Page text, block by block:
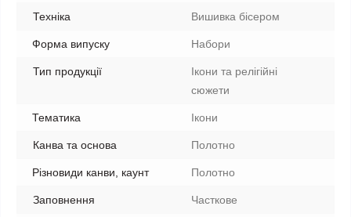
Техніка Вишивка бісером
Форма випуску Набори
Тип продукції
Ікони та релігійні
сюжети
Тематика Ікони
Канва та основа Полотно
Різновиди канви, каунт Полотно
Заповнення Часткове